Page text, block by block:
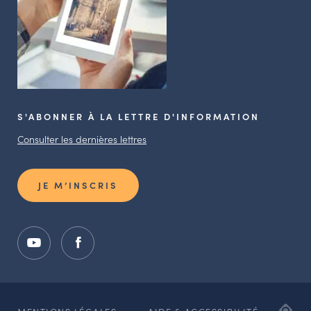
S'ABONNER À LA LETTRE D'INFORMATION
Consulter les dernières lettres
JE M’INSCRIS